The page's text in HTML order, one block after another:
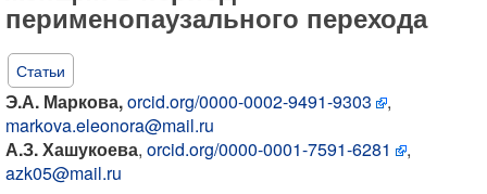
перименопаузального перехода
Статьи
Э.А. Маркова,orcid.org/0000-0002-9491-9303
,
markova.eleonora@mail.ru
А.З. Хашукоева, orcid.org/0000-0001-7591-6281
,
azk05@mail.ru